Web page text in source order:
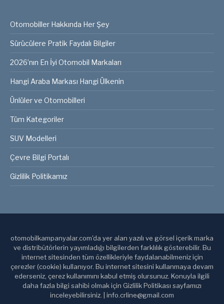
Otomobiller Hakkında Her Şey
Sürücülere Pratik Faydalı Bilgiler
2026’nın En İyi Otomobil Markaları
Hangi Araba Markası Hangi Ülkenin
Ünlüler ve Otomobilleri
Tüm Kategoriler
SUV Modelleri
Çevre Bilgi Portalı
Gizlilik Politikamız
otomobilkampanyalar.com'da yer alan yazılı ve görsel içerik marka
ve distribütörlerin yayımladığı bilgilerden farklılık gösterebilir. Bu
internet sitesinden tüm özellikleriyle faydalanabilmeniz için
çerezler (cookie) kullanıyor. Bu internet sitesini kullanmaya devam
ederseniz, çerez kullanımını kabul etmiş olursunuz. Konuyla ilgili
daha fazla bilgi sahibi olmak için Gizlilik Politikası sayfamızı
inceleyebilirsiniz. | info.crline@gmail.com